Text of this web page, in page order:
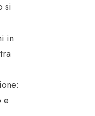
si
in
e